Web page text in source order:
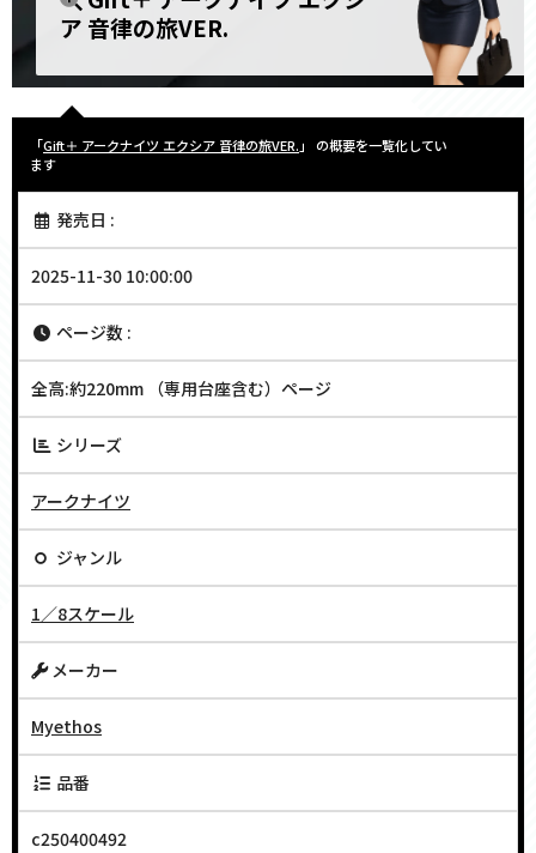
ア 音律の旅VER.
「Gift＋ アークナイツ エクシア 音律の旅VER. 」 の概要を一覧化してい
ます
発売日 :
2025-11-30 10:00:00
ページ数 :
全高:約220mm （専用台座含む）ページ
シリーズ
アークナイツ
ジャンル
1／8スケール
メーカー
Myethos
品番
c250400492